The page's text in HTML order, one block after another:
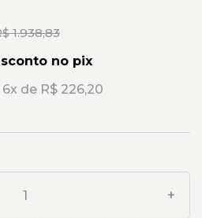
1.938,83
no pix
de R$ 226,20
+